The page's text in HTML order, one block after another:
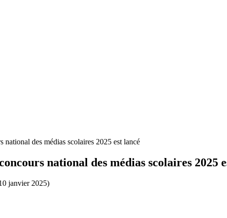
des médias scolaires 2025 est lancé
national des médias scolaires 2025
janvier 2025)